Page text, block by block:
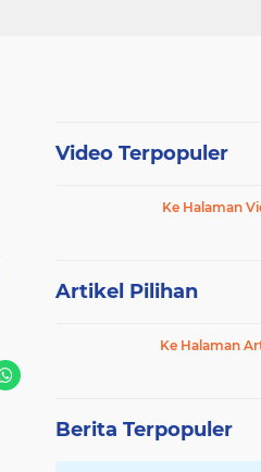
Video Terpopuler
Ke Halaman
Artikel Pilihan
Ke Halaman
Berita Terpopuler